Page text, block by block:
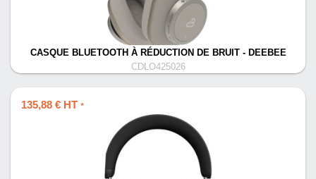
CASQUE BLUETOOTH À RÉDUCTION DE BRUIT - DEEBEE
CDLO425026
135,88 € HT *